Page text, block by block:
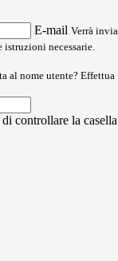
E-mail Verrà
necessarie.
al nome utente?
controllare la